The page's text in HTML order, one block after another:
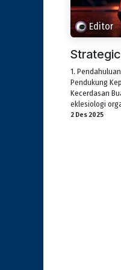
Editor
1.
Pendukung
Kecerdasan
eklesiologi
2 Des 2025